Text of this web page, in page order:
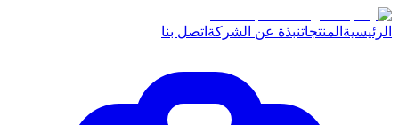
الرئيسية المنتجاتنبذة عن الشركة اتصل بنا